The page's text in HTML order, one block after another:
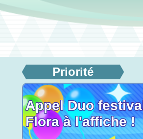
Priorité
Appel Duo
Flora à l'affiche !